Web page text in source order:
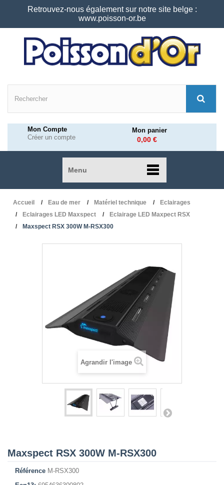
Retrouvez-nous également sur notre site belge :
www.poisson-or.be
Mon Compte
Créer un compte
Mon panier
0,00 €
Menu
Accueil Eau de mer Matériel technique
Eclairages
Eclairages LED Maxspect
Eclairage LED Maxpect RSX
Maxspect RSX 300W M-RSX300
Agrandir l'image
Maxspect RSX 300W M-RSX300
Référence M-RSX300